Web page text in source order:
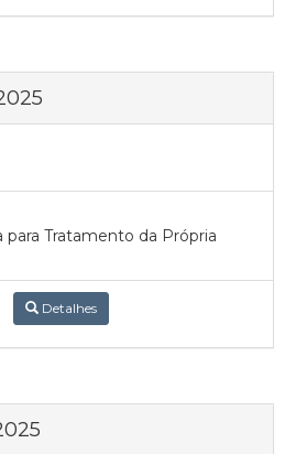
para Tratamento da Própria
Detalhes